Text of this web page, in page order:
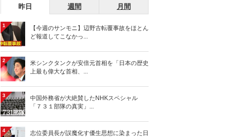
昨日 週間 月間
1
【今週のサンモニ】辺野古転覆事故をほとん
ど報道してこなかっ...
2
米シンクタンクが安倍元首相を「日本の歴史
上最も偉大な首相、...
3
中国外務省が大絶賛したNHKスペシャル
「７３１部隊の真実」...
4
志位委員長が誤魔化す優生思想に染まった日